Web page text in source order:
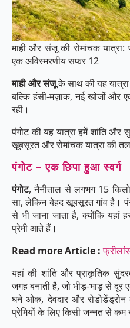
माही और संजू की रोमांचक
एक अविस्मरणीय सफर 12
माही और संजूके साथ की यह यात्रा
बल्कि हंसी-मज़ाक, नई खोजों और
रही।
पंगोट की यह यात्रा हमें शांति
खूबसूरत और रोमांचक यात्रा की
पंगोट – एक छिपा हुआ स्वर्ग
पंगोट, नैनीताल से लगभग 15
सा, लेकिन बेहद खूबसूरत गांव है।
से भी जाना जाता है, क्योंकि यहां
प्रेमी आते हैं।
Read more Article :
यहां की शांति और प्राकृतिक
जगह बनाती है, जो भीड़-भाड़ से दूर
घने ओक, देवदार और
प्रेमियों के लिए किसी जन्नत से कम